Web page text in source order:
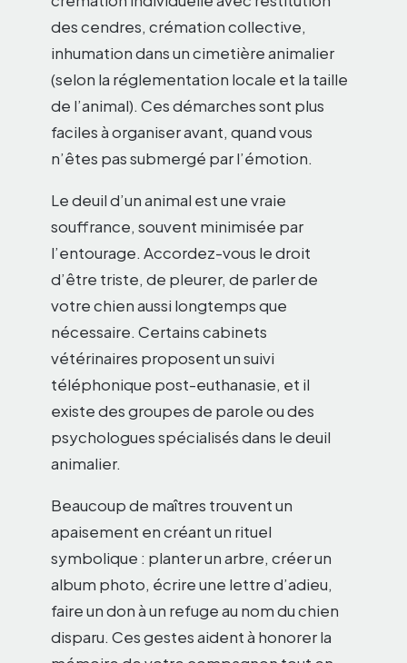
des cendres, crémation collective,
inhumation dans un cimetière animalier
(selon la réglementation locale et la taille
de l’animal). Ces démarches sont plus
faciles à organiser avant, quand vous
n’êtes pas submergé par l’émotion.
Le deuil d’un animal est une vraie
souffrance, souvent minimisée par
l’entourage. Accordez-vous le droit
d’être triste, de pleurer, de parler de
votre chien aussi longtemps que
nécessaire. Certains cabinets
vétérinaires proposent un suivi
téléphonique post-euthanasie, et il
existe des groupes de parole ou des
psychologues spécialisés dans le deuil
animalier.
Beaucoup de maîtres trouvent un
apaisement en créant un rituel
symbolique : planter un arbre, créer un
album photo, écrire une lettre d’adieu,
faire un don à un refuge au nom du chien
disparu. Ces gestes aident à honorer la